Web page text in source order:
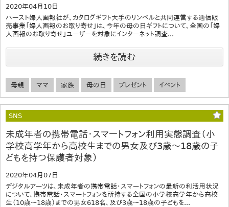
2020年04月10日
ハースト婦人画報社が、カタログギフト大手のリンベルと共同運営する通信販
売事業「婦人画報のお取り寄せ」は、今年の母の日ギフトについて、全国の「婦
人画報のお取り寄せ」ユーザーを対象にインターネット調査...
続きを読む
母親 ママ 家族 母の日 プレゼント イベント
SNS
未成年者の携帯電話・スマートフォン利用実態調査（小
学校高学年から高校生までの男女及び3歳～18歳の子
どもを持つ保護者対象）
2020年04月07日
デジタルアーツは、未成年者の携帯電話・スマートフォンの最新の利活用状況
について、携帯電話・スマートフォンを所持する全国の小学校高学年から高校
生（10歳～18歳）までの男女618名、及び3歳～18歳の子どもを...